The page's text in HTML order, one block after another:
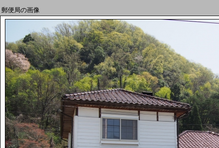
郵便局の画像